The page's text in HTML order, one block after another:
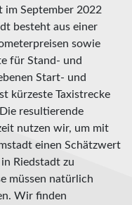
im September 2022
besteht aus einer
sowie
für Stand- und
Start- und
kürzeste Taxistrecke
resultierende
nutzen wir, um mit
einen Schätzwert
Riedstadt zu
müssen natürlich
Wir finden